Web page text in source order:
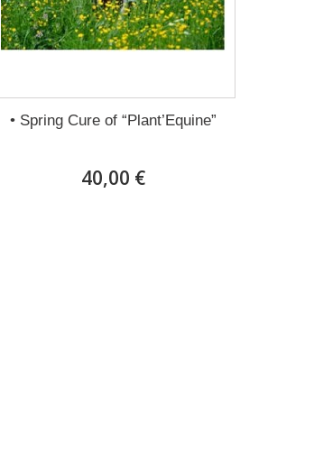
• Spring Cure of “Plant’Equine”
40,00 €